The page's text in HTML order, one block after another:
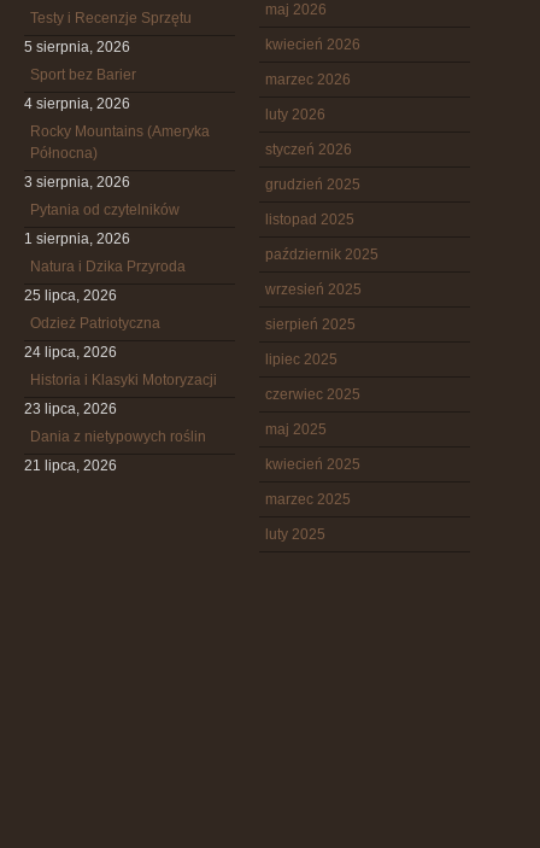
Testy i Recenzje Sprzętu
5 sierpnia, 2026
Sport bez Barier
4 sierpnia, 2026
Rocky Mountains (Ameryka
Północna)
3 sierpnia, 2026
Pytania od czytelników
1 sierpnia, 2026
Natura i Dzika Przyroda
25 lipca, 2026
Odzież Patriotyczna
24 lipca, 2026
Historia i Klasyki Motoryzacji
23 lipca, 2026
Dania z nietypowych roślin
21 lipca, 2026
maj 2026
kwiecień 2026
marzec 2026
luty 2026
styczeń 2026
grudzień 2025
listopad 2025
październik 2025
wrzesień 2025
sierpień 2025
lipiec 2025
czerwiec 2025
maj 2025
kwiecień 2025
marzec 2025
luty 2025